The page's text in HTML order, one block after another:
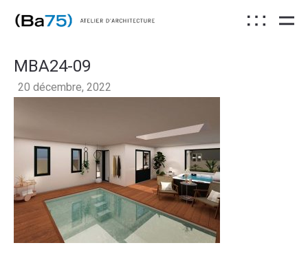
MBA24-09
20 décembre, 2022